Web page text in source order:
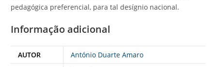
pedagógica preferencial, para tal desígnio nacional.
Informação adicional
AUTOR
António Duarte Amaro